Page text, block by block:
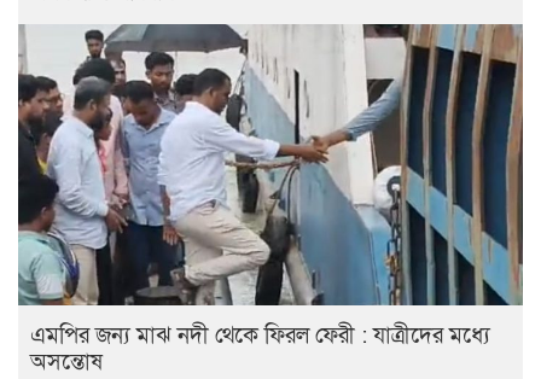
এমপির জন্য মাঝ নদী থেকে ফিরল ফেরী : যাত্রীদের মধ্যে
অসন্তোষ